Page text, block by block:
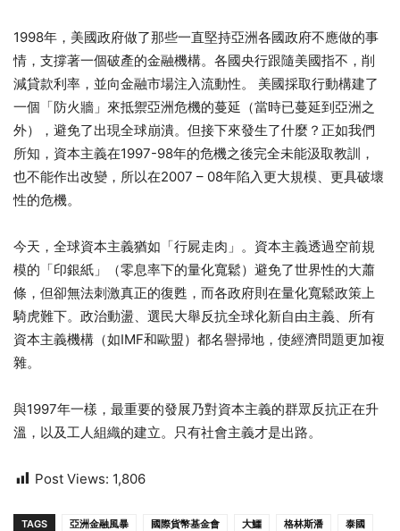
1998年，美國政府做了那些一直堅持亞洲各國政府不應做的事
情，支撐著一個破產的金融機構。各國央行跟隨美國指不，削
減貸款利率，並向金融市場注入流動性。 美國採取行動構建了
一個「防火牆」來抵禦亞洲危機的蔓延（當時已蔓延到亞洲之
外），避免了出現全球崩潰。但接下來發生了什麼？正如我們
所知，資本主義在1997-98年的危機之後完全未能汲取教訓，
也不能作出改變，所以在2007 – 08年陷入更大規模、更具破壞
性的危機。
今天，全球資本主義猶如「行屍走肉」。資本主義透過空前規
模的「印銀紙」（零息率下的量化寬鬆）避免了世界性的大蕭
條，但卻無法刺激真正的復甦，而各政府則在量化寬鬆政策上
騎虎難下。政治動盪、選民大舉反抗全球化新自由主義、所有
資本主義機構（如IMF和歐盟）都名譽掃地，使經濟問題更加複
雜。
與1997年一樣，最重要的發展乃對資本主義的群眾反抗正在升
溫，以及工人組織的建立。只有社會主義才是出路。
Post Views: 1,806
TAGS 亞洲金融風暴 國際貨幣基金會 大鱷 格林斯潘
泰國